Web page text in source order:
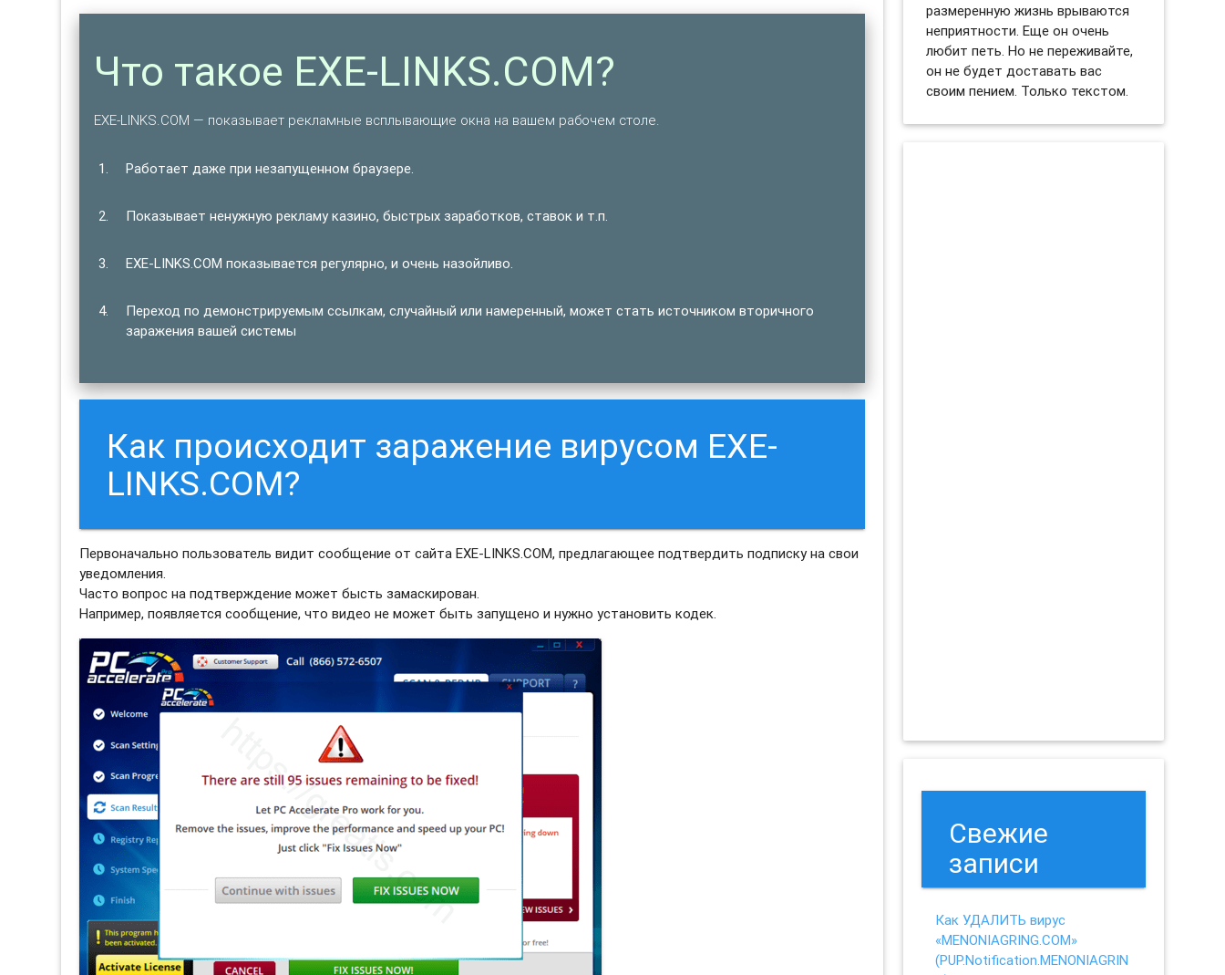
Что такое EXE-LINKS.COM?
EXE-LINKS.COM — показывает рекламные всплывающие окна на вашем рабочем столе.
Работает даже при незапущенном браузере.
Показывает ненужную рекламу казино, быстрых заработков, ставок и т.п.
EXE-LINKS.COM показывается регулярно, и очень назойливо.
Переход по демонстрируемым ссылкам, случайный или намеренный, может стать источником вторичного
заражения вашей системы
Как происходит заражение вирусом EXE-
LINKS.COM?
Первоначально пользователь видит сообщение от сайта EXE-LINKS.COM, предлагающее подтвердить подписку на свои
уведомления.
Часто вопрос на подтверждение может бысть замаскирован.
Например, появляется сообщение, что видео не может быть запущено и нужно установить кодек.
размеренную жизнь врываются
неприятности. Еще он очень
любит петь. Но не переживайте,
он не будет доставать вас
своим пением. Только текстом.
Свежие
записи
Как УДАЛИТЬ вирус
«MENONIAGRING.COM»
(PUP.Notification.MENONIAGRIN